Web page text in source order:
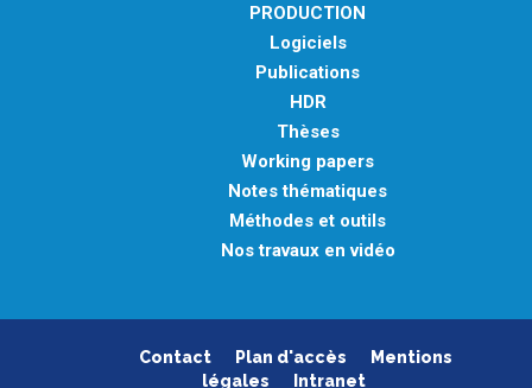
PRODUCTION
Logiciels
Publications
HDR
Thèses
Working papers
Notes thématiques
Méthodes et outils
Nos travaux en vidéo
Contact Plan d'accès
Mentions
légales
Intranet